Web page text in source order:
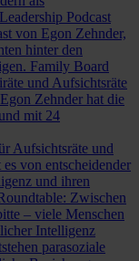
Podcast
von Egon Zehnder,
hinter den
Family Board
und Aufsichtsräte
Zehnder hat die
mit 24
Aufsichtsräte und
von entscheidender
und ihren
Zwischen
– viele Menschen
Intelligenz
parasoziale